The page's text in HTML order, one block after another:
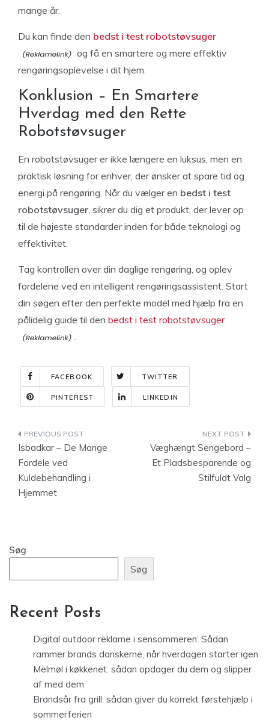
mange år.
Du kan finde den bedst i test robotstøvsuger
og få en smartere og mere effektiv
rengøringsoplevelse i dit hjem.
Konklusion – En Smartere
Hverdag med den Rette
Robotstøvsuger
En robotstøvsuger er ikke længere en luksus, men en
praktisk løsning for enhver, der ønsker at spare tid og
energi på rengøring. Når du vælger en bedst i test
robotstøvsuger, sikrer du dig et produkt, der lever op
til de højeste standarder inden for både teknologi og
effektivitet.
Tag kontrollen over din daglige rengøring, og oplev
fordelene ved en intelligent rengøringsassistent. Start
din søgen efter den perfekte model med hjælp fra en
pålidelig guide til den bedst i test robotstøvsuger
.
FACEBOOK TWITTER
PINTEREST LINKEDIN
Indlægsnavigation
Isbadkar – De Mange
Fordele ved
Kuldebehandling i
Hjemmet
Væghængt Sengebord –
Et Pladsbesparende og
Stilfuldt Valg
Søg
Søg
Recent Posts
Digital outdoor reklame i sensommeren: Sådan
rammer brands danskerne, når hverdagen starter igen
Melmøl i køkkenet: sådan opdager du dem og slipper
af med dem
Brandsår fra grill: sådan giver du korrekt førstehjælp i
sommerferien